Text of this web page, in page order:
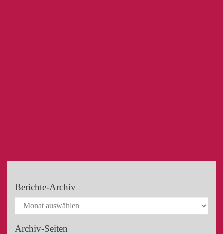
Berichte-Archiv
Archiv-Seiten